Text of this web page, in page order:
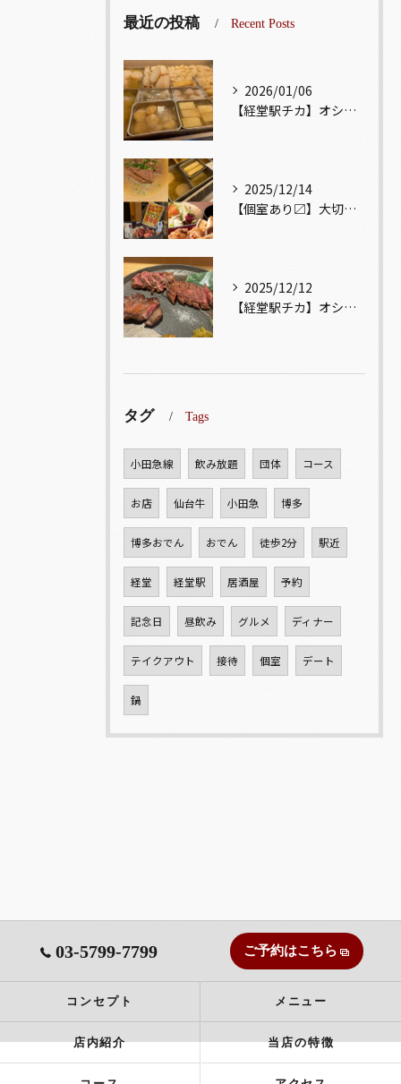
最近の投稿 Recent Posts
2026/01/06
【経堂駅チカ】オシャレ居酒屋🏮出汁が美味しいおでんがオススメ...
2025/12/14
【個室あり〼】大切な記念日、お祝い事でのご来店ぜひお待ちして...
2025/12/12
【経堂駅チカ】オシャレ居酒屋🏮自慢のお肉が楽しめる🐃お得なコ...
タグ Tags
小田急線 飲み放題 団体 コース
お店 仙台牛 小田急 博多
博多おでん おでん 徒歩2分 駅近
経堂 経堂駅 居酒屋 予約
記念日 昼飲み グルメ ディナー
テイクアウト 接待 個室 デート
鍋
03-5799-7799 ご予約はこちら
コンセプト メニュー
店内紹介 当店の特徴